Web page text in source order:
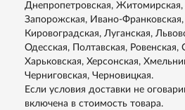
Днепропетровская, Житомирская,
Запорожская, Ивано-Франковская,
Кировоградская, Луганская,
Одесская, Полтавская, Ровенская,
Харьковская, Херсонская,
Черниговская, Черновицкая.
Если условия доставки не
включена в стоимость товара.